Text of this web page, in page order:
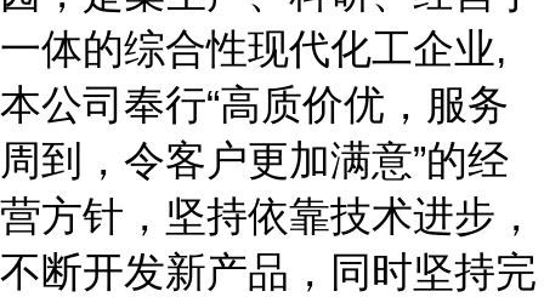
一体的综合性现代化工企业,
本公司奉行“高质价优，服务
周到，令客户更加满意”的经
营方针，坚持依靠技术进步，
不断开发新产品，同时坚持完